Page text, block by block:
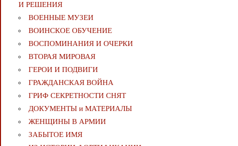
И РЕШЕНИЯ
ВОЕННЫЕ МУЗЕИ
ВОИНСКОЕ ОБУЧЕНИЕ
ВОСПОМИНАНИЯ И ОЧЕРКИ
ВТОРАЯ МИРОВАЯ
ГЕРОИ И ПОДВИГИ
ГРАЖДАНСКАЯ ВОЙНА
ГРИФ СЕКРЕТНОСТИ СНЯТ
ДОКУМЕНТЫ и МАТЕРИАЛЫ
ЖЕНЩИНЫ В АРМИИ
ЗАБЫТОЕ ИМЯ